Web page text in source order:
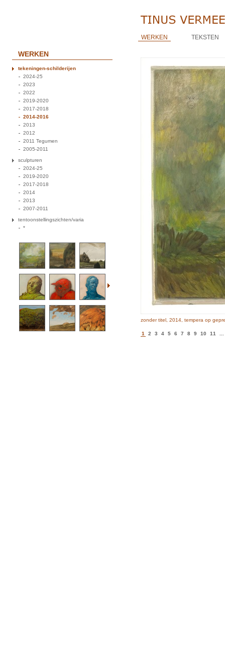
WERKEN TEKSTEN
WERKEN
tekeningen-schilderijen
2024-25
2023
2022
2019-2020
2017-2018
2014-2016
2013
2012
2011 Tegumen
2005-2011
sculpturen
2024-25
2019-2020
2017-2018
2014
2013
2007-2011
tentoonstellingszichten/varia
*
zonder titel, 2014, tempera op
1 2 3 4 5 6 7 8 9 10 11